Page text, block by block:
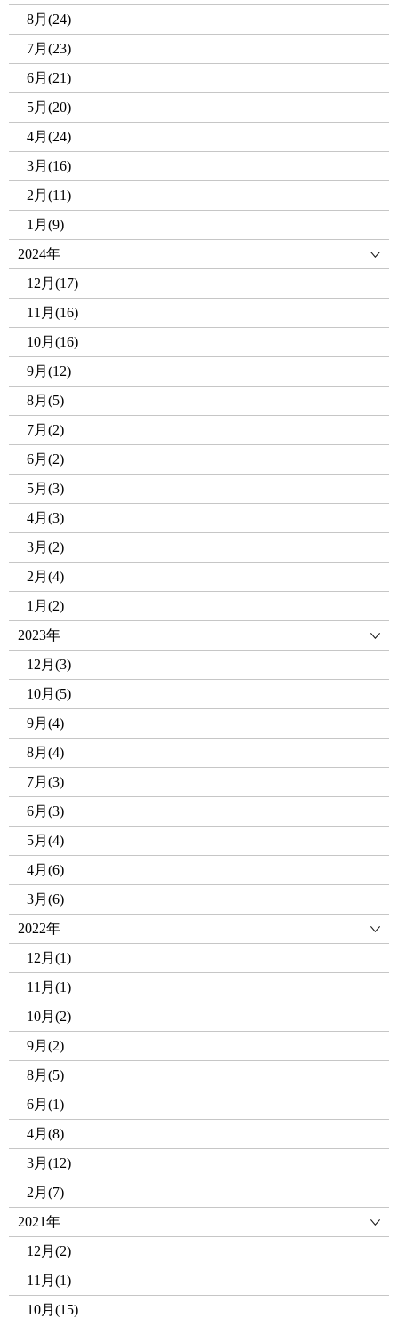
8月(24)
7月(23)
6月(21)
5月(20)
4月(24)
3月(16)
2月(11)
1月(9)
2024年
12月(17)
11月(16)
10月(16)
9月(12)
8月(5)
7月(2)
6月(2)
5月(3)
4月(3)
3月(2)
2月(4)
1月(2)
2023年
12月(3)
10月(5)
9月(4)
8月(4)
7月(3)
6月(3)
5月(4)
4月(6)
3月(6)
2022年
12月(1)
11月(1)
10月(2)
9月(2)
8月(5)
6月(1)
4月(8)
3月(12)
2月(7)
2021年
12月(2)
11月(1)
10月(15)